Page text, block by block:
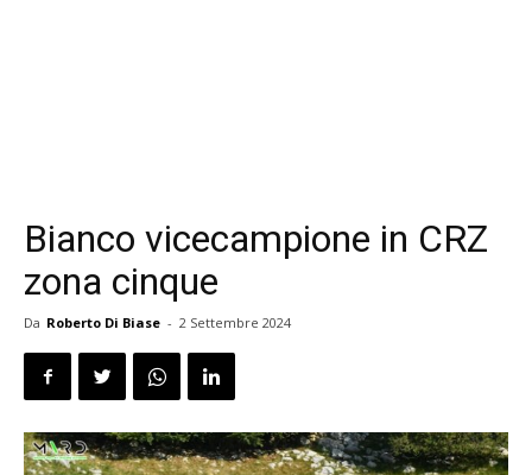
Bianco vicecampione in CRZ
zona cinque
Da Roberto Di Biase - 2 Settembre 2024